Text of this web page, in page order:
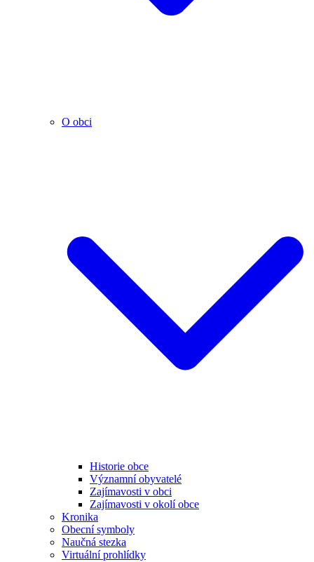
O obci
Historie obce
Významní obyvatelé
Zajímavosti v obci
Zajímavosti v okolí obce
Kronika
Obecní symboly
Naučná stezka
Virtuální prohlídky